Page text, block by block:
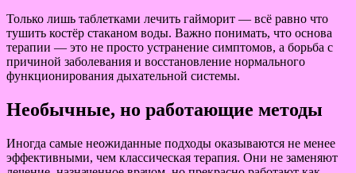
Только лишь таблетками лечить гайморит — всё равно что
тушить костёр стаканом воды. Важно понимать, что основа
терапии — это не просто устранение симптомов, а борьба с
причиной заболевания и восстановление нормального
функционирования дыхательной системы.
Необычные, но работающие методы
Иногда самые неожиданные подходы оказываются не менее
эффективными, чем классическая терапия. Они не заменяют